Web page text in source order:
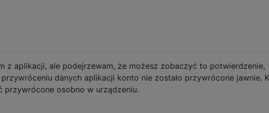
z aplikacji, ale podejrzewam, że możesz zobaczyć to potwierdzenie,
danych aplikacji konto nie zostało przywrócone jawnie.
przywrócone osobno w urządzeniu.